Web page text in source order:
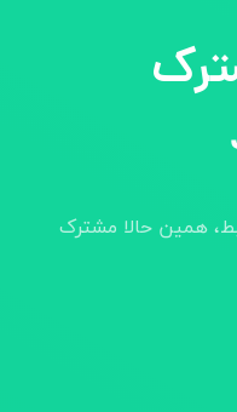
همین حالا مشترک